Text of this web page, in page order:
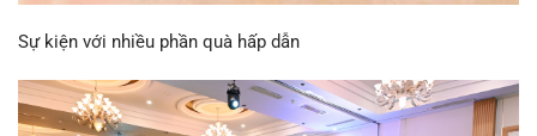
Sự kiện với nhiều phần quà hấp dẫn